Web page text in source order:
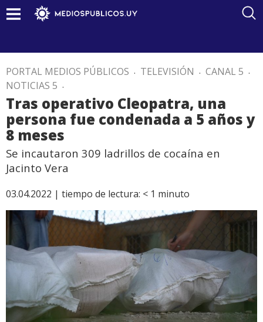
PORTAL MEDIOS PÚBLICOS . TELEVISIÓN . CANAL 5 .
NOTICIAS 5 .
Tras operativo Cleopatra, una
persona fue condenada a 5 años y
8 meses
Se incautaron 309 ladrillos de cocaína en
Jacinto Vera
03.04.2022 | tiempo de lectura: < 1 minuto